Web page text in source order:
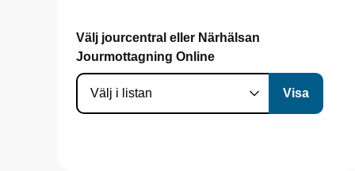
Välj jourcentral eller Närhälsan
Jourmottagning Online